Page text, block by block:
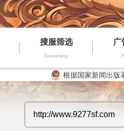
搜服筛选
Screening
广
根据国家新闻出版